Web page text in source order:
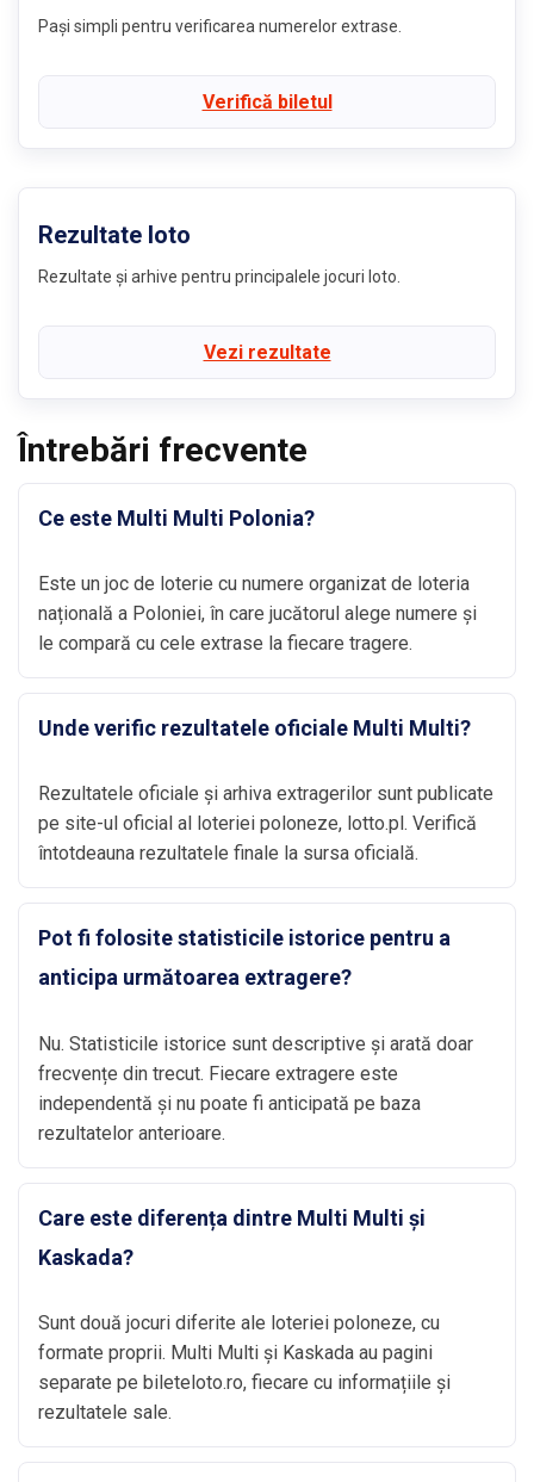
Pași simpli pentru verificarea numerelor extrase.
Verifică biletul
Rezultate loto
Rezultate și arhive pentru principalele jocuri loto.
Vezi rezultate
Întrebări frecvente
Ce este Multi Multi Polonia?
Este un joc de loterie cu numere organizat de loteria
națională a Poloniei, în care jucătorul alege numere și
le compară cu cele extrase la fiecare tragere.
Unde verific rezultatele oficiale Multi Multi?
Rezultatele oficiale și arhiva extragerilor sunt publicate
pe site-ul oficial al loteriei poloneze, lotto.pl. Verifică
întotdeauna rezultatele finale la sursa oficială.
Pot fi folosite statisticile istorice pentru a
anticipa următoarea extragere?
Nu. Statisticile istorice sunt descriptive și arată doar
frecvențe din trecut. Fiecare extragere este
independentă și nu poate fi anticipată pe baza
rezultatelor anterioare.
Care este diferența dintre Multi Multi și
Kaskada?
Sunt două jocuri diferite ale loteriei poloneze, cu
formate proprii. Multi Multi și Kaskada au pagini
separate pe bileteloto.ro, fiecare cu informațiile și
rezultatele sale.